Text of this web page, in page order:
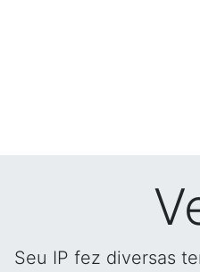
Seu IP fez diversas